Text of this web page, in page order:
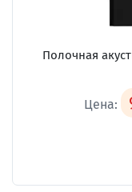
Полочная
Цена: